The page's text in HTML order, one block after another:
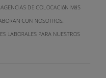
DE COLOCACIóN MáS
CON NOSOTROS,
LABORALES PARA NUESTROS